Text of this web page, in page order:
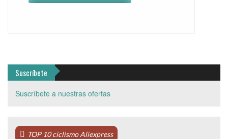
Suscríbete
Suscríbete a nuestras ofertas
TOP 10 ciclismo Aliexpress